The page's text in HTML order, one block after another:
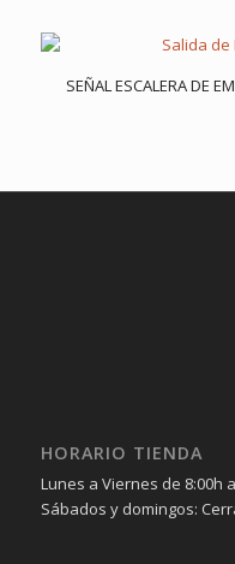
SEÑAL ESCALERA DE
HORARIO TIENDA
Lunes a Viernes de 8:00h
Sábados y domingos: